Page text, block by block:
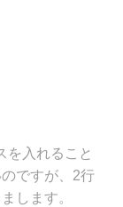
を入れること
ですが、2行
します。